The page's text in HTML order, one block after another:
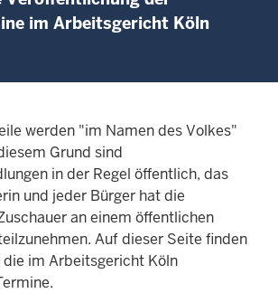
im Arbeitsgericht Köln
werden "im Namen des Volkes"
Grund sind
in der Regel öffentlich, das
und jeder Bürger hat die
an einem öffentlichen
Auf dieser Seite finden
im Arbeitsgericht Köln